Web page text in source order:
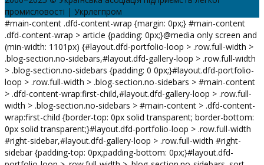
промисловості | Укрлегпром
#main-content .dfd-content-wrap {margin: 0px;} #main-content
.dfd-content-wrap > article {padding: 0px;}@media only screen and
(min-width: 1101px) {#layout.dfd-portfolio-loop > .row.full-width >
.blog-section.no-sidebars,#layout.dfd-gallery-loop > .row.full-width
> .blog-section.no-sidebars {padding: 0 0px;}#layout.dfd-portfolio-
loop > .row.full-width > .blog-section.no-sidebars > #main-content
> .dfd-content-wrap:first-child,#layout.dfd-gallery-loop > .row.full-
width > .blog-section.no-sidebars > #main-content > .dfd-content-
wrap:first-child {border-top: 0px solid transparent; border-bottom:
0px solid transparent;}#layout.dfd-portfolio-loop > .row.full-width
#right-sidebar,#layout.dfd-gallery-loop > .row.full-width #right-
sidebar {padding-top: 0px;padding-bottom: 0px;}#layout.dfd-